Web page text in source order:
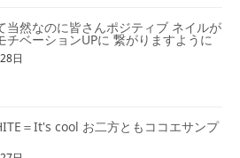
当然なのに皆さんポジティブ ネイルが
チベーションUPに 繋がりますように
日
＝It's cool お二方ともココエサンプ